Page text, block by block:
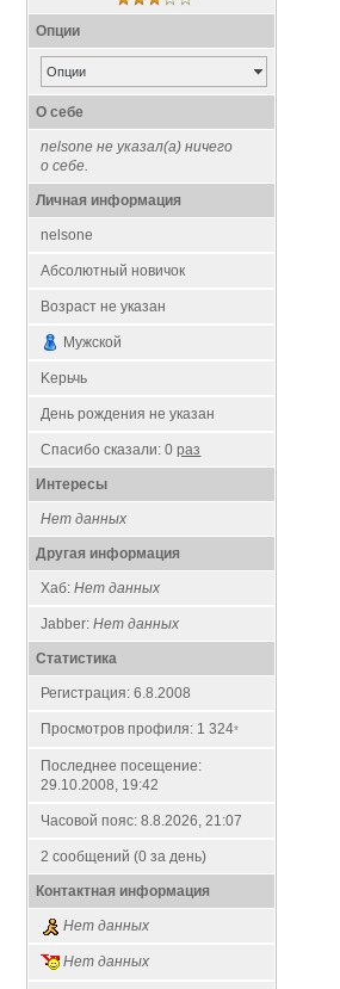
Опции
Опции
О себе
nelsone не указал(а) ничего
о себе.
Личная информация
nelsone
Абсолютный новичок
Возраст не указан
Мужской
Kерьчь
День рождения не указан
Спасибо сказали:0 раз
Интересы
Нет данных
Другая информация
Хаб:Нет данных
Jabber:Нет данных
Статистика
Регистрация: 6.8.2008
Просмотров профиля: 1 324*
Последнее посещение:
29.10.2008, 19:42
Часовой пояс: 8.8.2026, 21:07
2 сообщений (0 за день)
Контактная информация
Нет данных
Нет данных